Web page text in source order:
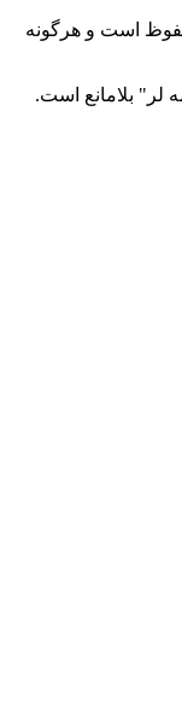
است و هرگونه
لر" بلامانع است.